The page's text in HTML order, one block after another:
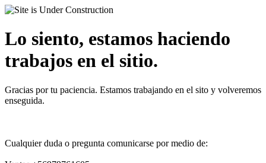
Lo siento, estamos haciendo
trabajos en el sitio.
Gracias por tu paciencia. Estamos trabajando en el sito y volveremos
enseguida.
Cualquier duda o pregunta comunicarse por medio de: